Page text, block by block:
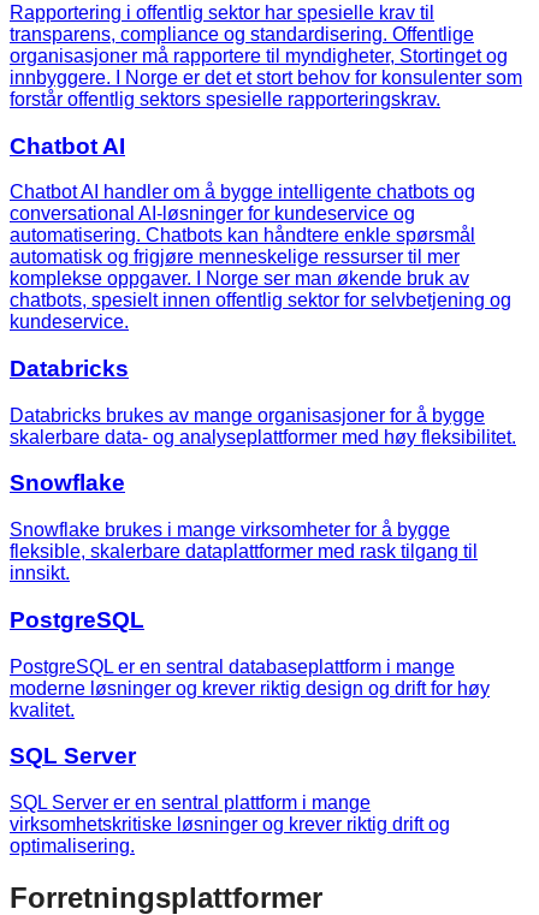
Rapportering i offentlig sektor har spesielle krav til
transparens, compliance og standardisering. Offentlige
organisasjoner må rapportere til myndigheter, Stortinget og
innbyggere. I Norge er det et stort behov for konsulenter som
forstår offentlig sektors spesielle rapporteringskrav.
Chatbot AI
Chatbot AI handler om å bygge intelligente chatbots og
conversational AI-løsninger for kundeservice og
automatisering. Chatbots kan håndtere enkle spørsmål
automatisk og frigjøre menneskelige ressurser til mer
komplekse oppgaver. I Norge ser man økende bruk av
chatbots, spesielt innen offentlig sektor for selvbetjening og
kundeservice.
Databricks
Databricks brukes av mange organisasjoner for å bygge
skalerbare data- og analyseplattformer med høy fleksibilitet.
Snowflake
Snowflake brukes i mange virksomheter for å bygge
fleksible, skalerbare dataplattformer med rask tilgang til
innsikt.
PostgreSQL
PostgreSQL er en sentral databaseplattform i mange
moderne løsninger og krever riktig design og drift for høy
kvalitet.
SQL Server
SQL Server er en sentral plattform i mange
virksomhetskritiske løsninger og krever riktig drift og
optimalisering.
Forretningsplattformer